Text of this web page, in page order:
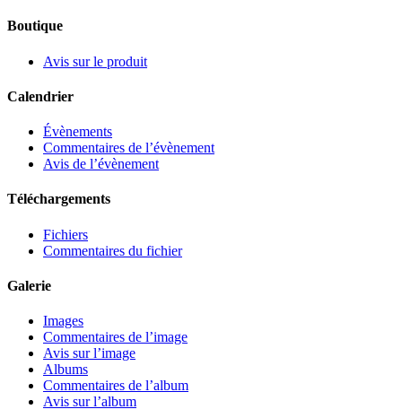
Boutique
Avis sur le produit
Calendrier
Évènements
Commentaires de l’évènement
Avis de l’évènement
Téléchargements
Fichiers
Commentaires du fichier
Galerie
Images
Commentaires de l’image
Avis sur l’image
Albums
Commentaires de l’album
Avis sur l’album